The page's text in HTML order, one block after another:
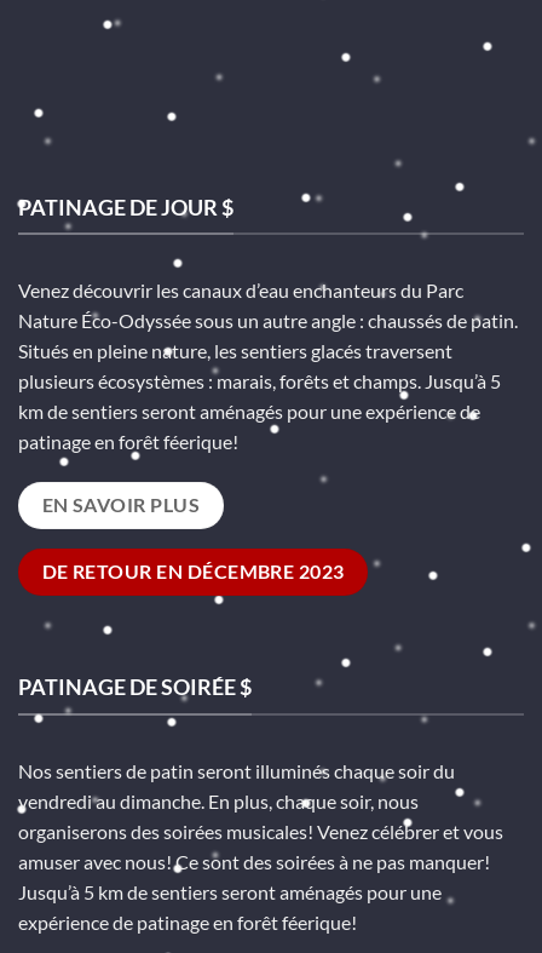
PATINAGE DE JOUR $
Venez découvrir les canaux d’eau enchanteurs du Parc
Nature Éco-Odyssée sous un autre angle : chaussés de patin.
Situés en pleine nature, les sentiers glacés traversent
plusieurs écosystèmes : marais, forêts et champs. Jusqu’à 5
km de sentiers seront aménagés pour une expérience de
patinage en forêt féerique!
EN SAVOIR PLUS
DE RETOUR EN DÉCEMBRE 2023
PATINAGE DE SOIRÉE $
Nos sentiers de patin seront illuminés chaque soir du
vendredi au dimanche. En plus, chaque soir, nous
organiserons des soirées musicales! Venez célébrer et vous
amuser avec nous! Ce sont des soirées à ne pas manquer!
Jusqu’à 5 km de sentiers seront aménagés pour une
expérience de patinage en forêt féerique!